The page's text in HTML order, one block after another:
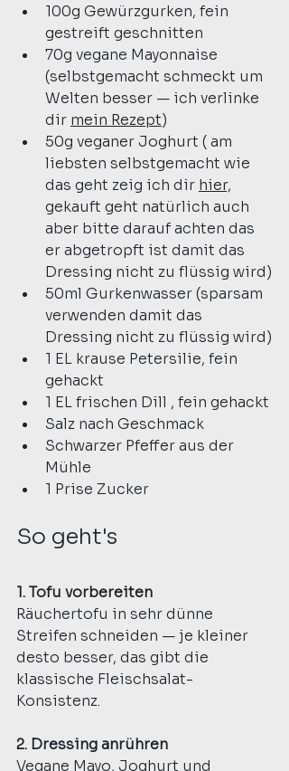
100g Gewürzgurken, fein
gestreift geschnitten
70g vegane Mayonnaise
(selbstgemacht schmeckt um
Welten besser — ich verlinke
dir mein Rezept)
50g veganer Joghurt ( am
liebsten selbstgemacht wie
das geht zeig ich dir hier,
gekauft geht natürlich auch
aber bitte darauf achten das
er abgetropft ist damit das
Dressing nicht zu flüssig wird)
50ml Gurkenwasser (sparsam
verwenden damit das
Dressing nicht zu flüssig wird)
1 EL krause Petersilie, fein
gehackt
1 EL frischen Dill , fein gehackt
Salz nach Geschmack
Schwarzer Pfeffer aus der
Mühle
1 Prise Zucker
So geht's
1. Tofu vorbereiten
Räuchertofu in sehr dünne
Streifen schneiden — je kleiner
desto besser, das gibt die
klassische Fleischsalat-
Konsistenz.
2. Dressing anrühren
Vegane Mayo, Joghurt und